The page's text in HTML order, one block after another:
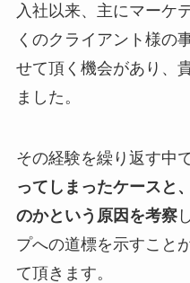
入社以来、主にマーケ
くのクライアント様の
せて頂く機会があり、
ました。
その経験を繰り返す中で
ってしまったケースと
のかという原因を考察
プへの道標を示すこと
て頂きます。